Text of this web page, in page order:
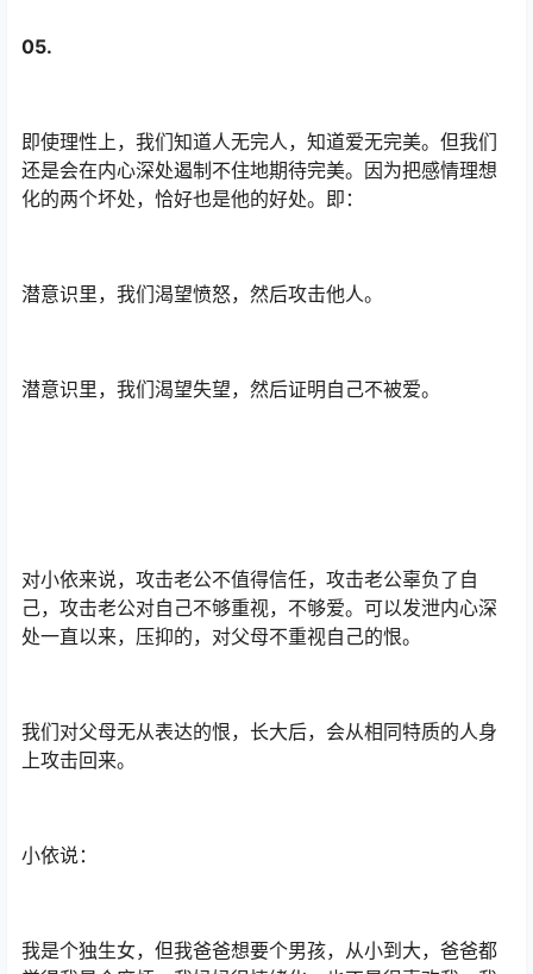
05.
即使理性上，我们知道人无完人，知道爱无完美。但我们
还是会在内心深处遏制不住地期待完美。因为把感情理想
化的两个坏处，恰好也是他的好处。即：
潜意识里，我们渴望愤怒，然后攻击他人。
潜意识里，我们渴望失望，然后证明自己不被爱。
对小依来说，攻击老公不值得信任，攻击老公辜负了自
己，攻击老公对自己不够重视，不够爱。可以发泄内心深
处一直以来，压抑的，对父母不重视自己的恨。
我们对父母无从表达的恨，长大后，会从相同特质的人身
上攻击回来。
小依说：
我是个独生女，但我爸爸想要个男孩，从小到大，爸爸都